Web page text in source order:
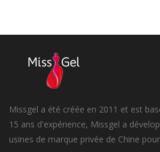
Missgel a été créée en 2011 et est
15 ans d'expérience, Missgel a
usines de marque privée de Chine